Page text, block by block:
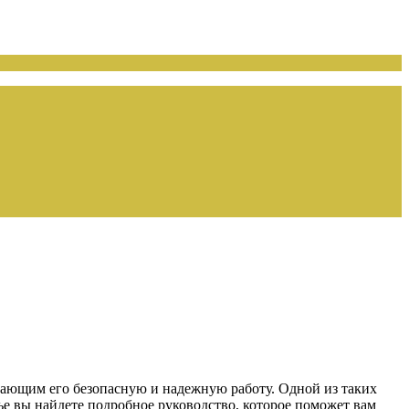
его безопасную и надежную работу. Одной из таких
вы найдете подробное руководство, которое поможет вам